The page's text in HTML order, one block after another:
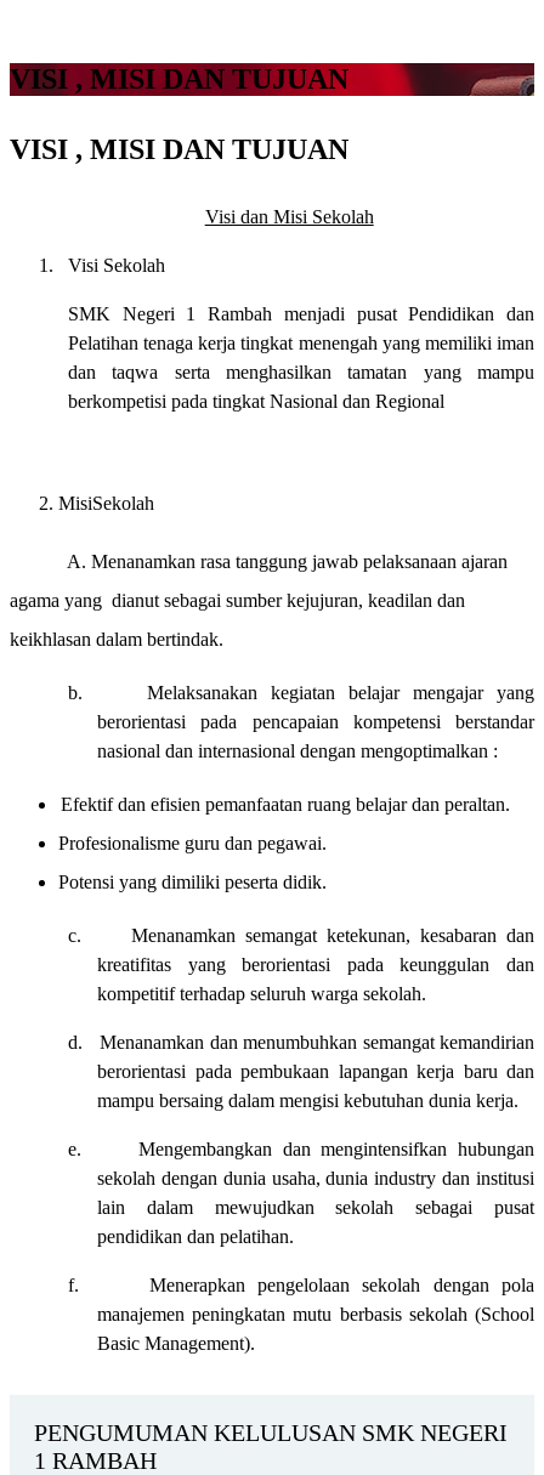
VISI , MISI DAN TUJUAN
VISI , MISI DAN TUJUAN
Visi dan Misi Sekolah
1. Visi Sekolah
SMK Negeri 1 Rambah menjadi pusat Pendidikan dan
Pelatihan tenaga kerja tingkat menengah yang memiliki iman
dan taqwa serta menghasilkan tamatan yang mampu
berkompetisi pada tingkat Nasional dan Regional
MisiSekolah
A. Menanamkan rasa tanggung jawab pelaksanaan ajaran
agama yang dianut sebagai sumber kejujuran, keadilan dan
keikhlasan dalam bertindak.
b.
Melaksanakan kegiatan belajar mengajar yang
berorientasi pada pencapaian kompetensi berstandar
nasional dan internasional dengan mengoptimalkan :
Efektif dan efisien pemanfaatan ruang belajar dan peraltan.
Profesionalisme guru dan pegawai.
Potensi yang dimiliki peserta didik.
c.
Menanamkan semangat ketekunan, kesabaran dan
kreatifitas yang berorientasi pada keunggulan dan
kompetitif terhadap seluruh warga sekolah.
d.
Menanamkan dan menumbuhkan semangat kemandirian
berorientasi pada pembukaan lapangan kerja baru dan
mampu bersaing dalam mengisi kebutuhan dunia kerja.
e.
Mengembangkan dan mengintensifkan hubungan
sekolah dengan dunia usaha, dunia industry dan institusi
lain dalam mewujudkan sekolah sebagai pusat
pendidikan dan pelatihan.
f.
Menerapkan pengelolaan sekolah dengan pola
manajemen peningkatan mutu berbasis sekolah (School
Basic Management).
PENGUMUMAN KELULUSAN SMK NEGERI
1 RAMBAH